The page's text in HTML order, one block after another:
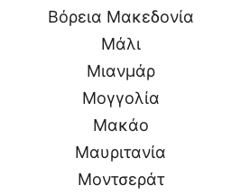
Βόρεια Μακεδονία
Μάλι
Μιανμάρ
Μογγολία
Μακάο
Μαυριτανία
Μοντσεράτ